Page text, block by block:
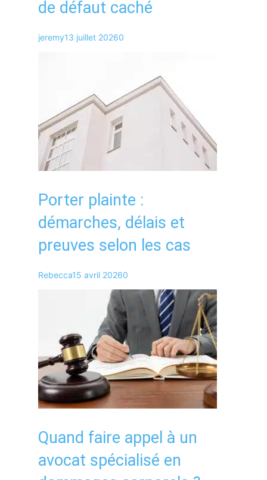
de défaut caché
jeremy13 juillet 20260
Porter plainte :
démarches, délais et
preuves selon les cas
Rebecca15 avril 20260
Quand faire appel à un
avocat spécialisé en